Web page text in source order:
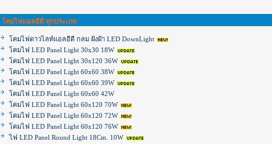
โคมไฟแอลอีดี ทุกประเภท
โคมไฟดาวไลท์แอลอีดี กลม ฝังฝ้า LED DownLight
โคมไฟ LED Panel Light 30x30 18W
โคมไฟ LED Panel Light 30x120 36W
โคมไฟ LED Panel Light 60x60 38W
โคมไฟ LED Panel Light 60x60 39W
โคมไฟ LED Panel Light 60x60 42W
โคมไฟ LED Panel Light 60x120 70W
โคมไฟ LED Panel Light 60x120 72W
โคมไฟ LED Panel Light 60x120 76W
ไฟ LED Panel Round Light 18Cm. 10W